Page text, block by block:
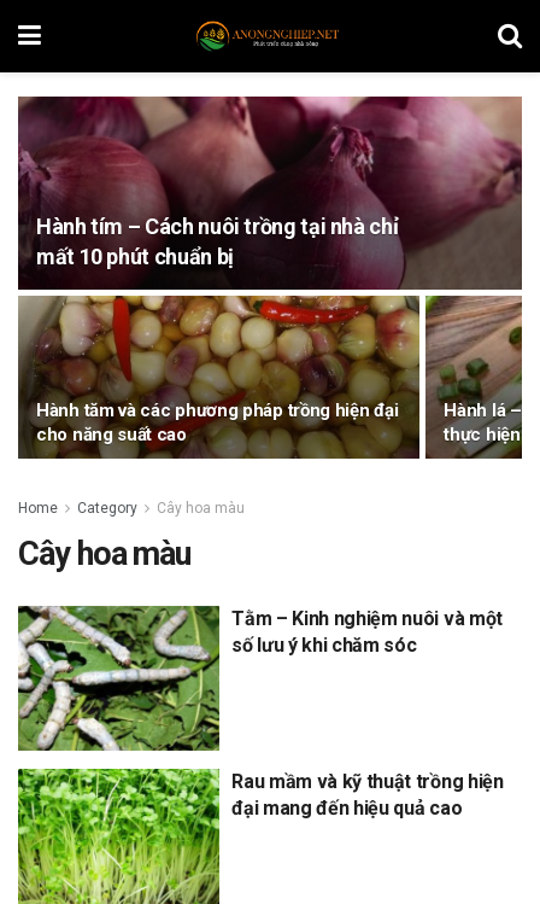
Hành tím – Cách nuôi trồng tại nhà chỉ
mất 10 phút chuẩn bị
Hành tăm và các phương pháp trồng hiện đại
cho năng suất cao
Hành lá –
thực hiện
Home Category Cây hoa màu
Cây hoa màu
Tằm – Kinh nghiệm nuôi và một
số lưu ý khi chăm sóc
Rau mầm và kỹ thuật trồng hiện
đại mang đến hiệu quả cao